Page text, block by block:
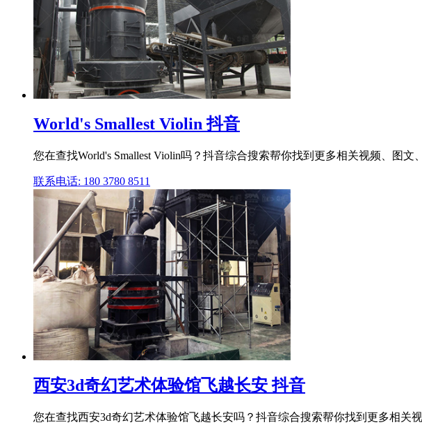
World's Smallest Violin 抖音
您在查找World's Smallest Violin吗？抖音综合搜索帮你找到更多相关视频、图
联系电话: 180 3780 8511
西安3d奇幻艺术体验馆飞越长安 抖音
您在查找西安3d奇幻艺术体验馆飞越长安吗？抖音综合搜索帮你找到更多相